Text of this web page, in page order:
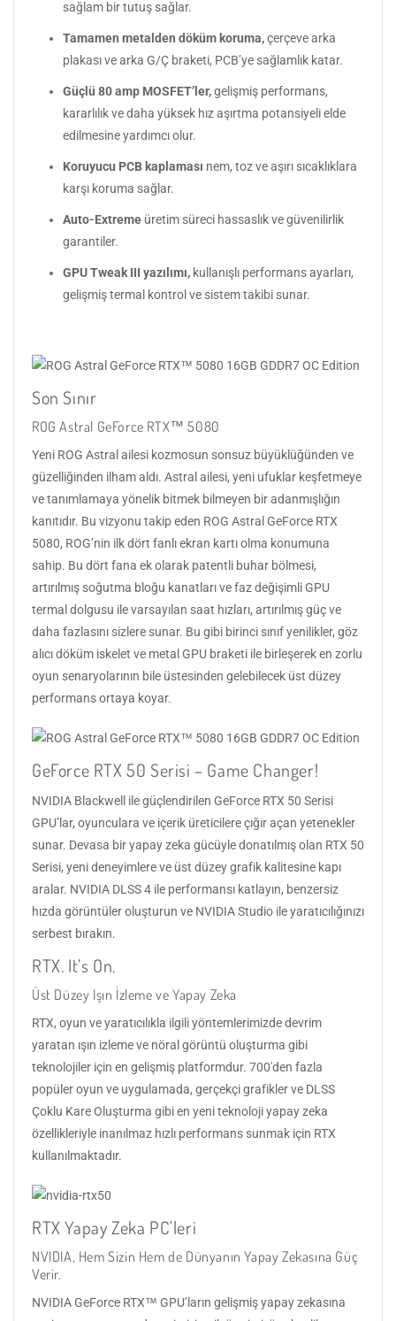
sağlam bir tutuş sağlar.
Tamamen metalden döküm koruma,çerçeve arka
plakası ve arka G/Ç braketi, PCB’ye sağlamlık katar.
Güçlü 80 amp MOSFET’ler,gelişmiş performans,
kararlılık ve daha yüksek hız aşırtma potansiyeli elde
edilmesine yardımcı olur.
Koruyucu PCB kaplaması nem, toz ve aşırı sıcaklıklara
karşı koruma sağlar.
Auto-Extreme üretim süreci hassaslık ve güvenilirlik
garantiler.
GPU Tweak III yazılımı, kullanışlı performans ayarları,
gelişmiş termal kontrol ve sistem takibi sunar.
Son Sınır
ROG Astral GeForce RTX™ 5080
Yeni ROG Astral ailesi kozmosun sonsuz büyüklüğünden ve
güzelliğinden ilham aldı. Astral ailesi, yeni ufuklar keşfetmeye
ve tanımlamaya yönelik bitmek bilmeyen bir adanmışlığın
kanıtıdır. Bu vizyonu takip eden ROG Astral GeForce RTX
5080, ROG’nin ilk dört fanlı ekran kartı olma konumuna
sahip. Bu dört fana ek olarak patentli buhar bölmesi,
artırılmış soğutma bloğu kanatları ve faz değişimli GPU
termal dolgusu ile varsayılan saat hızları, artırılmış güç ve
daha fazlasını sizlere sunar. Bu gibi birinci sınıf yenilikler, göz
alıcı döküm iskelet ve metal GPU braketi ile birleşerek en zorlu
oyun senaryolarının bile üstesinden gelebilecek üst düzey
performans ortaya koyar.
GeForce RTX 50 Serisi – Game Changer!
NVIDIA Blackwell ile güçlendirilen GeForce RTX 50 Serisi
GPU’lar, oyunculara ve içerik üreticilere çığır açan yetenekler
sunar. Devasa bir yapay zeka gücüyle donatılmış olan RTX 50
Serisi, yeni deneyimlere ve üst düzey grafik kalitesine kapı
aralar. NVIDIA DLSS 4 ile performansı katlayın, benzersiz
hızda görüntüler oluşturun ve NVIDIA Studio ile yaratıcılığınızı
serbest bırakın.
RTX. It’s On.
Üst Düzey Işın İzleme ve Yapay Zeka
RTX, oyun ve yaratıcılıkla ilgili yöntemlerimizde devrim
yaratan ışın izleme ve nöral görüntü oluşturma gibi
teknolojiler için en gelişmiş platformdur. 700'den fazla
popüler oyun ve uygulamada, gerçekçi grafikler ve DLSS
Çoklu Kare Oluşturma gibi en yeni teknoloji yapay zeka
özellikleriyle inanılmaz hızlı performans sunmak için RTX
kullanılmaktadır.
RTX Yapay Zeka PC'leri
NVIDIA, Hem Sizin Hem de Dünyanın Yapay Zekasına Güç
Verir.
NVIDIA GeForce RTX™ GPU’ların gelişmiş yapay zekasına